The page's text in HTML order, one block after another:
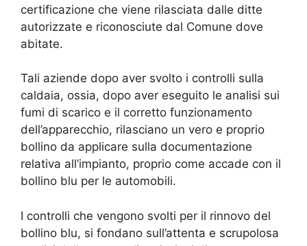
certificazione che viene rilasciata dalle ditte
autorizzate e riconosciute dal Comune dove
abitate.
Tali aziende dopo aver svolto i controlli sulla
caldaia, ossia, dopo aver eseguito le analisi sui
fumi di scarico e il corretto funzionamento
dell’apparecchio, rilasciano un vero e proprio
bollino da applicare sulla documentazione
relativa all’impianto, proprio come accade con il
bollino blu per le automobili.
I controlli che vengono svolti per il rinnovo del
bollino blu, si fondano sull’attenta e scrupolosa